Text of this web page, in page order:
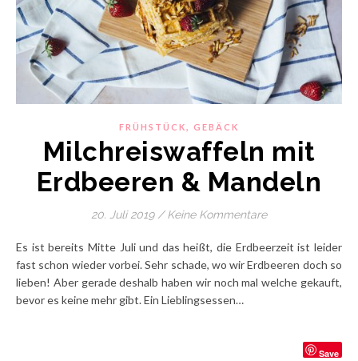
FRÜHSTÜCK, GEBÄCK
Milchreiswaffeln mit
Erdbeeren & Mandeln
20. Juli 2019 / Keine Kommentare
Es ist bereits Mitte Juli und das heißt, die Erdbeerzeit ist leider
fast schon wieder vorbei. Sehr schade, wo wir Erdbeeren doch so
lieben! Aber gerade deshalb haben wir noch mal welche gekauft,
bevor es keine mehr gibt. Ein Lieblingsessen…
Save